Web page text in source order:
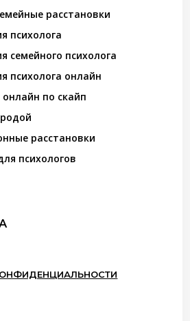
расстановки
психолога
семейного психолога
психолога онлайн
онлайн по скайп
расстановки
психологов